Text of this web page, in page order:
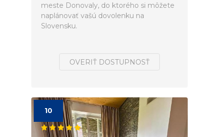
meste Donovaly, do ktorého si môžete
naplánovať vašú dovolenku na
Slovensku.
OVERIŤ DOSTUPNOSŤ
10